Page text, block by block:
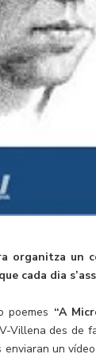
organitza un
cada dia
poemes “A
Villena des de
un